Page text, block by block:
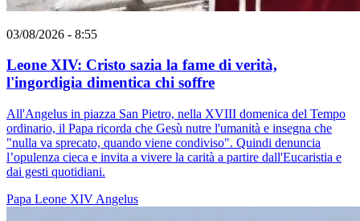
03/08/2026 - 8:55
Leone XIV: Cristo sazia la fame di verità,
l'ingordigia dimentica chi soffre
All'Angelus in piazza San Pietro, nella XVIII domenica del Tempo
ordinario, il Papa ricorda che Gesù nutre l'umanità e insegna che
"nulla va sprecato, quando viene condiviso". Quindi denuncia
l’opulenza cieca e invita a vivere la carità a partire dall'Eucaristia e
dai gesti quotidiani.
Papa Leone XIV Angelus